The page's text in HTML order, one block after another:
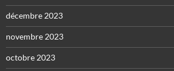
décembre 2023
novembre 2023
octobre 2023